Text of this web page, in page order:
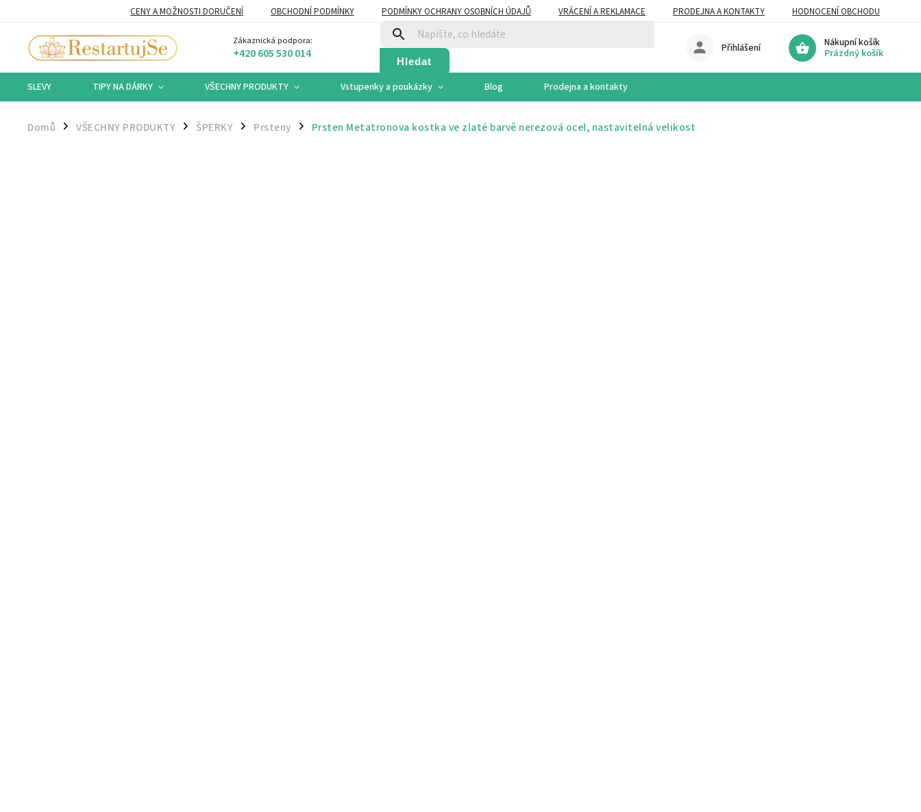
CENY A MOŽNOSTI DORUČENÍ OBCHODNÍ PODMÍNKY PODMÍNKY OCHRANY OSOBNÍCH ÚDAJŮ VRÁCENÍ A REKLAMACE PRODEJNA A KONTAKTY HODNOCENÍ OBCHODU
Zákaznická podpora:
+420 605 530 014 Hledat
Nákupní košík
Prázdný košík
Přihlášení
SLEVY TIPY NA DÁRKY VŠECHNY PRODUKTY Vstupenky a poukázky Blog Prodejna a kontakty
Domů / VŠECHNY PRODUKTY / ŠPERKY / Prsteny / Prsten Metatronova kostka ve zlaté barvě nerezová ocel, nastavitelná velikost